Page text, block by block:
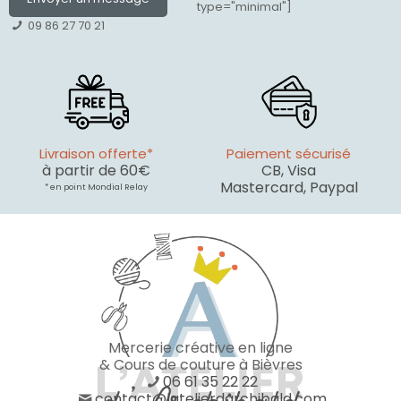
09 86 27 70 21
type="minimal"]
Livraison offerte*
à partir de 60€
* en point Mondial Relay
Paiement sécurisé
CB, Visa
Mastercard, Paypal
Mercerie créative en ligne
& Cours de couture à Bièvres
06 61 35 22 22